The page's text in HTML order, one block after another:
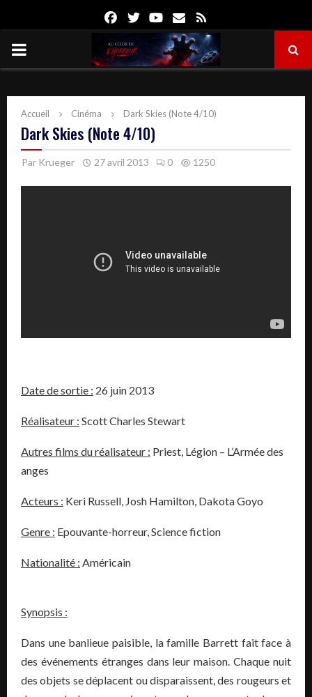
FacebookTwitterYoutube
Email
PRIMARY
Accueil Cinéma Dark Skies (Note 4/10)
Dark Skies (Note 4/10)
Par Krueger 27 avril 2013 0 1250
Date de sortie : 26 juin 2013
Réalisateur : Scott Charles Stewart
Autres films du réalisateur : Priest, Légion – L’Armée des
anges
Acteurs : Keri Russell, Josh Hamilton, Dakota Goyo
Genre : Epouvante-horreur, Science fiction
Nationalité : Américain
Synopsis :
Dans une banlieue paisible, la famille Barrett fait face à
des événements étranges dans leur maison. Chaque nuit
des objets se déplacent ou disparaissent, des rougeurs et